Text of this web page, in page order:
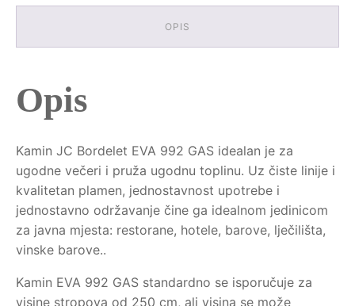
OPIS
Opis
Kamin JC Bordelet EVA 992 GAS idealan je za
ugodne večeri i pruža ugodnu toplinu. Uz čiste linije i
kvalitetan plamen, jednostavnost upotrebe i
jednostavno održavanje čine ga idealnom jedinicom
za javna mjesta: restorane, hotele, barove, lječilišta,
vinske barove..
Kamin EVA 992 GAS standardno se isporučuje za
visine stropova od 250 cm, ali visina se može